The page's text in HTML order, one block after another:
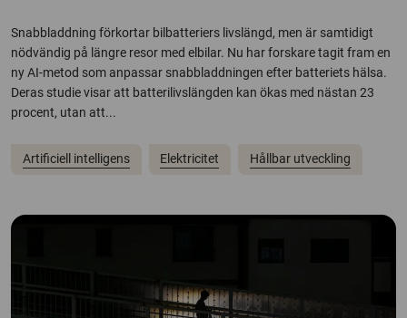
Snabbladdning förkortar bilbatteriers livslängd, men är samtidigt
nödvändig på längre resor med elbilar. Nu har forskare tagit fram en
ny AI-metod som anpassar snabbladdningen efter batteriets hälsa.
Deras studie visar att batterilivslängden kan ökas med nästan 23
procent, utan att...
Artificiell intelligens Elektricitet Hållbar utveckling